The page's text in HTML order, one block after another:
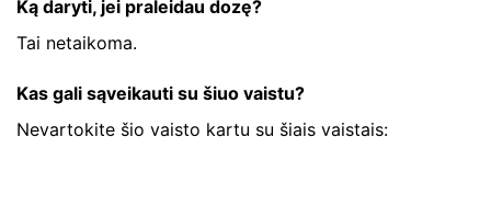
Ką daryti, jei praleidau dozę?
Tai netaikoma.
Kas gali sąveikauti su šiuo vaistu?
Nevartokite šio vaisto kartu su šiais vaistais: